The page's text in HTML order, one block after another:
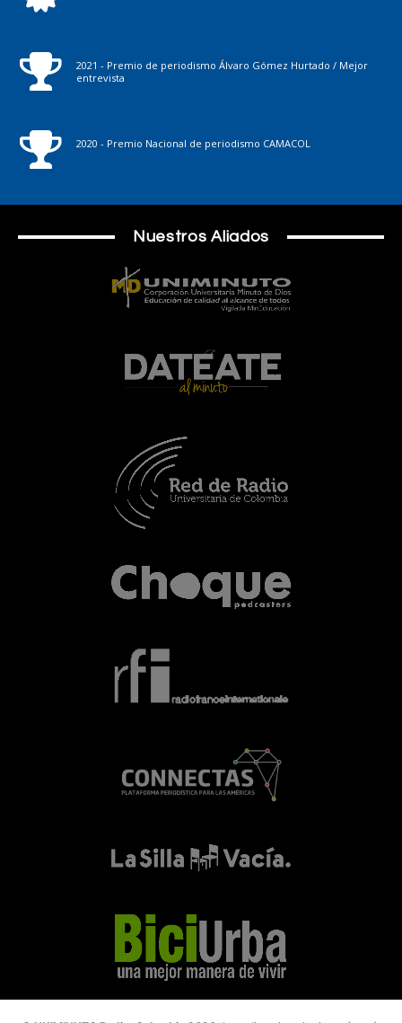
2021 - Premio de periodismo Álvaro Gómez Hurtado / Mejor
entrevista
2020 - Premio Nacional de periodismo CAMACOL
Nuestros Aliados